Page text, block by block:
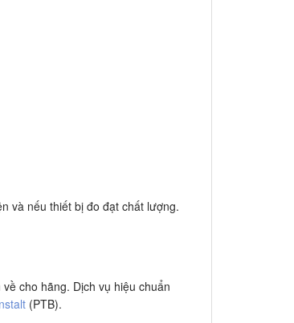
và nếu thiết bị đo đạt chất lượng.
cho hãng. Dịch vụ hiệu chuẩn
(PTB).